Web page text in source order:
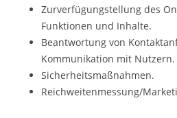
Zurverfügungstellung des
Funktionen und Inhalte.
Beantwortung von
Kommunikation mit Nutzern.
Sicherheitsmaßnahmen.
Reichweitenmessung/